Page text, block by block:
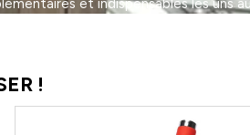
et indispensables les uns
!